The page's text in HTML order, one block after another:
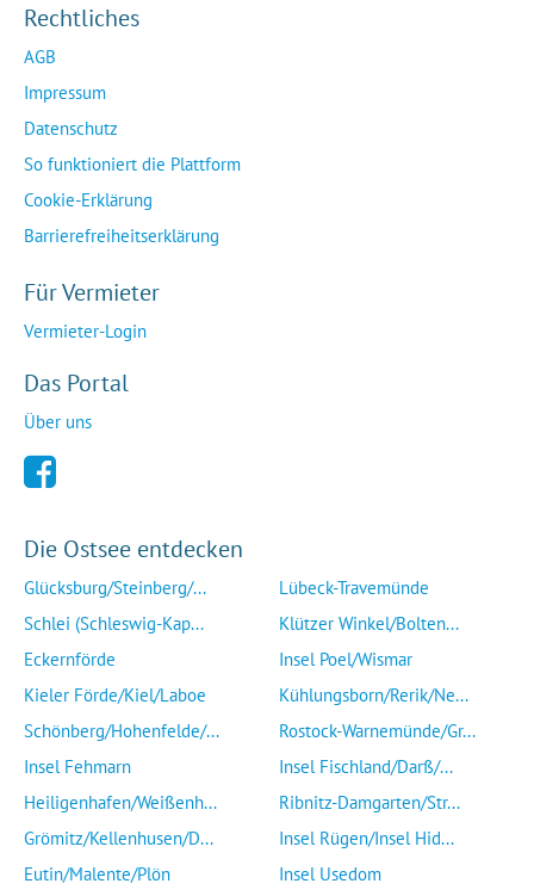
Rechtliches
AGB
Impressum
Datenschutz
So funktioniert die Plattform
Cookie-Erklärung
Barrierefreiheitserklärung
Für Vermieter
Vermieter-Login
Das Portal
Über uns
Die Ostsee entdecken
Glücksburg/Steinberg/...
Schlei (Schleswig-Kap...
Eckernförde
Kieler Förde/Kiel/Laboe
Schönberg/Hohenfelde/...
Insel Fehmarn
Heiligenhafen/Weißenh...
Grömitz/Kellenhusen/D...
Eutin/Malente/Plön
Lübeck-Travemünde
Klützer Winkel/Bolten...
Insel Poel/Wismar
Kühlungsborn/Rerik/Ne...
Rostock-Warnemünde/Gr...
Insel Fischland/Darß/...
Ribnitz-Damgarten/Str...
Insel Rügen/Insel Hid...
Insel Usedom